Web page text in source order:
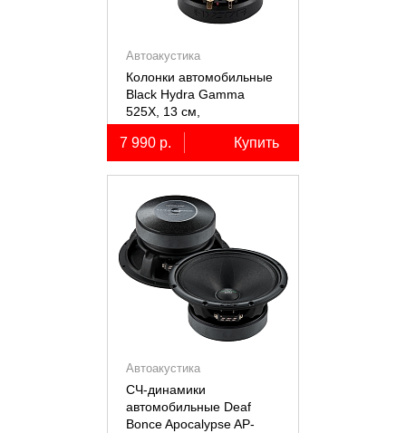
Автоакустика
Колонки автомобильные
Black Hydra Gamma
525X, 13 см,
коаксиальные
двухполосные, 2 шт.
7 990 р. Купить
Автоакустика
СЧ-динамики
автомобильные Deaf
Bonce Apocalypse AP-